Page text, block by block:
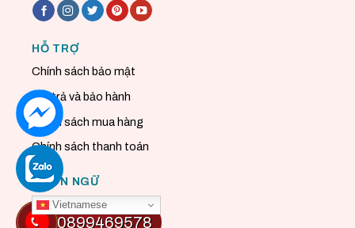
HỖ TRỢ
Chính sách bảo mật
Đổi trả và bảo hành
Chính sách mua hàng
Chính sách thanh toán
NGÔN NGỮ
Vietnamese
0899469578